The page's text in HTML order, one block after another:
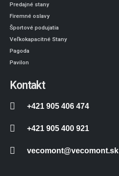
Predajné stany
Firemné oslavy
Športové podujatia
Veľkokapacitné Stany
Pagoda
Pavilon
Kontakt
+421 905 406 474
+421 905 400 921
vecomont@vecomont.sk